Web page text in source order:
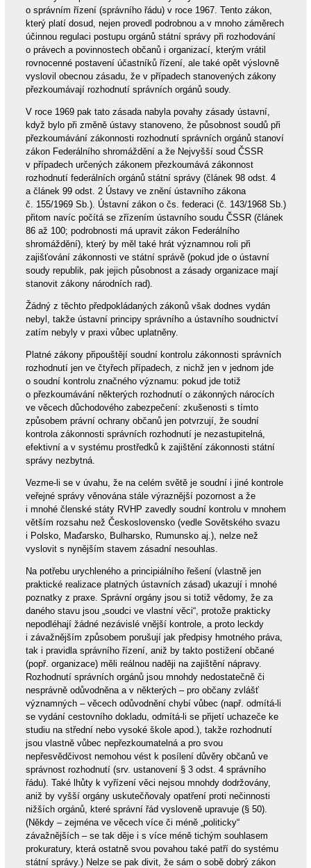
o správním řízení (správního řádu) v roce 1967. Tento zákon,
který platí dosud, nejen provedl podrobnou a v mnoho záměrech
účinnou regulaci postupu orgánů státní správy při rozhodování
o právech a povinnostech občanů i organizací, kterým vrátil
rovnocenné postavení účastníků řízení, ale také opět výslovně
vyslovil obecnou zásadu, že v případech stanovených zákony
přezkoumávají rozhodnutí správních orgánů soudy.
V roce 1969 pak tato zásada nabyla povahy zásady ústavní,
když bylo při změně ústavy stanoveno, že působnost soudů při
přezkoumávání zákonnosti rozhodnutí správních orgánů stanoví
zákon Federálního shromáždění a že Nejvyšší soud ČSSR
v případech určených zákonem přezkoumává zákonnost
rozhodnutí federálních orgánů státní správy (článek 98 odst. 4
a článek 99 odst. 2 Ústavy ve znění ústavního zákona
č. 155/1969 Sb.). Ústavní zákon o čs. federaci (č. 143/1968 Sb.)
přitom navíc počítá se zřízením ústavního soudu ČSSR (článek
86 až 100; podrobnosti má upravit zákon Federálního
shromáždění), který by měl také hrát významnou roli při
zajišťování zákonnosti ve státní správě (pokud jde o ústavní
soudy republik, pak jejich působnost a zásady organizace mají
stanovit zákony národních rad).
Žádný z těchto předpokládaných zákonů však dodnes vydán
nebyl, takže ústavní principy správního a ústavního soudnictví
zatím nebyly v praxi vůbec uplatněny.
Platné zákony připouštějí soudní kontrolu zákonnosti správních
rozhodnutí jen ve čtyřech případech, z nichž jen v jednom jde
o soudní kontrolu značného významu: pokud jde totiž
o přezkoumávání některých rozhodnutí o zákonných nárocích
ve věcech důchodového zabezpečení: zkušenosti s tímto
způsobem právní ochrany občanů jen potvrzují, že soudní
kontrola zákonnosti správních rozhodnutí je nezastupitelná,
efektivní a v systému prostředků k zajištění zákonnosti státní
správy nezbytná.
Vezme-li se v úvahu, že na celém světě je soudní i jiné kontrole
veřejné správy věnována stále výraznější pozornost a že
i mnohé členské státy RVHP zavedly soudní kontrolu v mnohem
větším rozsahu než Československo (vedle Sovětského svazu
i Polsko, Maďarsko, Bulharsko, Rumunsko aj.), nelze než
vyslovit s nynějším stavem zásadní nesouhlas.
Na potřebu urychleného a principiálního řešení (vlastně jen
praktické realizace platných ústavních zásad) ukazují i mnohé
poznatky z praxe. Správní orgány jsou si totiž vědomy, že za
daného stavu jsou „soudci ve vlastní věci“, protože prakticky
nepodléhají žádné nezávislé vnější kontrole, a proto leckdy
i závažnějším způsobem porušují jak předpisy hmotného práva,
tak i pravidla správního řízení, aniž by takto postižení občané
(popř. organizace) měli reálnou naději na zajištění nápravy.
Rozhodnutí správních orgánů jsou mnohdy nedostatečně či
nesprávně odůvodněna a v některých – pro občany zvlášť
významných – věcech odůvodnění chybí vůbec (např. odmítá-li
se vydání cestovního dokladu, odmítá-li se přijetí uchazeče ke
studiu na střední nebo vysoké škole apod.), takže rozhodnutí
jsou vlastně vůbec nepřezkoumatelná a pro svou
nepřesvědčivost nemohou vést k posílení důvěry občanů ve
správnost rozhodnutí (srv. ustanovení § 3 odst. 4 správního
řádu). Také lhůty k vyřízení věci nejsou mnohdy dodržovány,
aniž by vyšší orgány uskutečňovaly opatření proti nečinnosti
nižších orgánů, které správní řád vysloveně upravuje (§ 50).
(Někdy – zejména ve věcech více či méně „politicky“
závažnějších – se tak děje i s více méně tichým souhlasem
prokuratury, která ostatně svou povahou také patří do systému
státní správy.) Nelze se pak divit, že sám o sobě dobrý zákon